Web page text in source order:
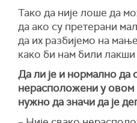
Тако да није лоше да
да ако су претерани
да их разбијемо на
како би нам били
Да ли је и нормално да
нерасположени у овом
нужно да значи да је